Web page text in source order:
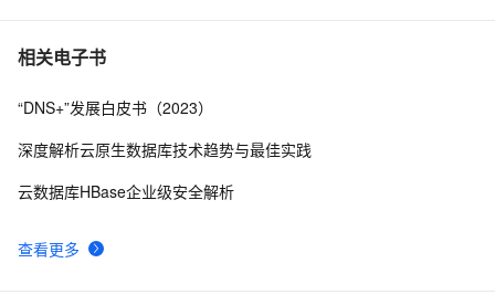
相关电子书
查看更多
“DNS+”发展白皮书（2023）
深度解析云原生数据库技术趋势与最佳实践
云数据库HBase企业级安全解析